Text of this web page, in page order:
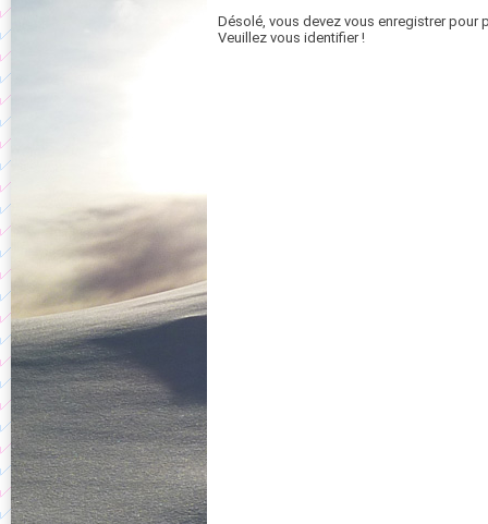
Désolé, vous devez vous enregistrer pour
Veuillez vous identifier !